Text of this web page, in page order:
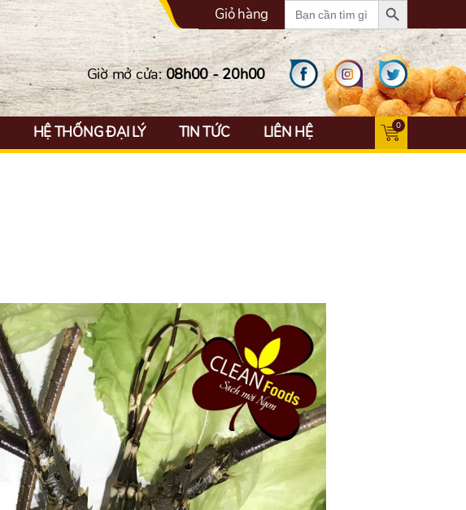
Giỏ hàng Search
for:
Giờ mở cửa:08h00 - 20h00
HỆ THỐNG ĐẠI LÝ TIN TỨC LIÊN HỆ 0